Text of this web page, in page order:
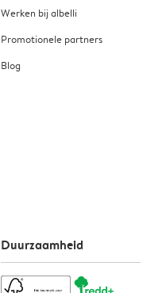
Werken bij albelli
Promotionele partners
Blog
Duurzaamheid